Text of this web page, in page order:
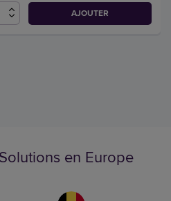
AJOUTER
en Europe